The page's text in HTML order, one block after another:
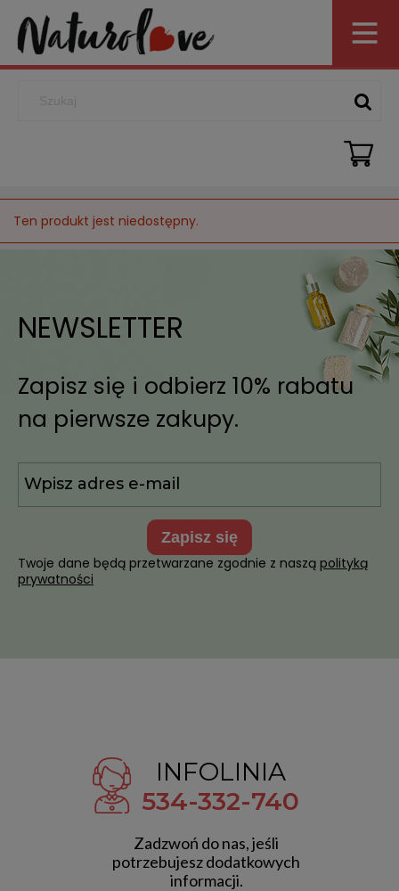
Ten produkt jest niedostępny.
NEWSLETTER
Zapisz się i odbierz 10% rabatu
na pierwsze zakupy.
zapisz się
Twoje dane będą przetwarzane zgodnie z naszą polityką
prywatności
INFOLINIA
534-332-740
Zadzwoń do nas, jeśli
potrzebujesz dodatkowych
informacji.